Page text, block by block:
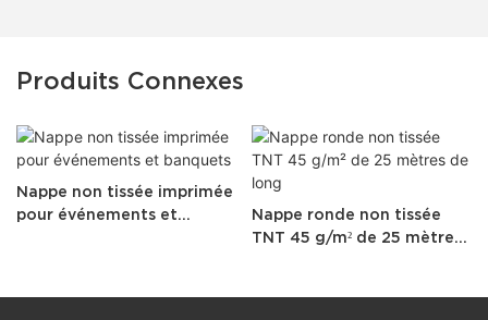
Produits Connexes
Nappe non tissée imprimée
pour événements et
Nappe ronde non tissée
TNT 45 g/m² de 25 mètres